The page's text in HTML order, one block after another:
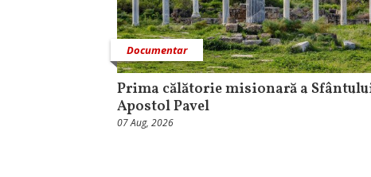
Documentar
Prima călătorie misionară a
Apostol Pavel
07 Aug, 2026